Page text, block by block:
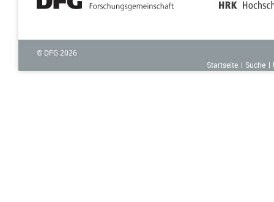
© DFG 2026
Startseite
Suche